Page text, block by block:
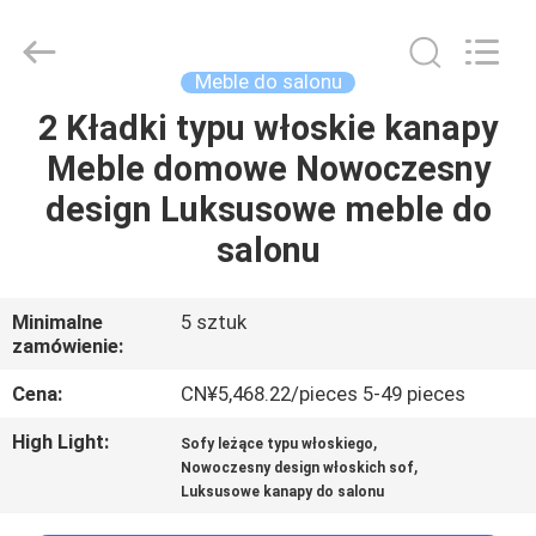
DOM
PRODUKTY
POKAZ
VR
Furniture
Reserved.
Meble do salonu
2 Kładki typu włoskie kanapy
Meble domowe Nowoczesny
design Luksusowe meble do
salonu
Minimalne
zamówienie:
5 sztuk
Cena:
CN¥5,468.22/pieces 5-49 pieces
High Light:
Sofy leżące typu włoskiego,
Nowoczesny design włoskich sof,
Luksusowe kanapy do salonu